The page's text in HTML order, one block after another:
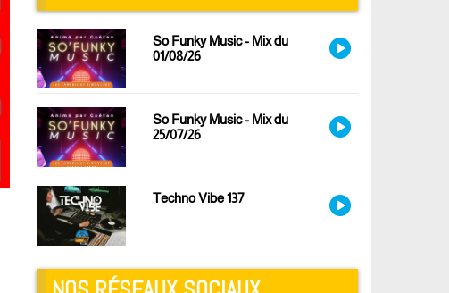
So Funky Music - Mix du
01/08/26
So Funky Music - Mix du
25/07/26
Techno Vibe 137